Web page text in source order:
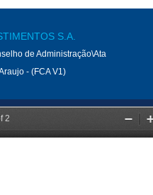
S.A.
de Administração\Ata
- (FCA V1)